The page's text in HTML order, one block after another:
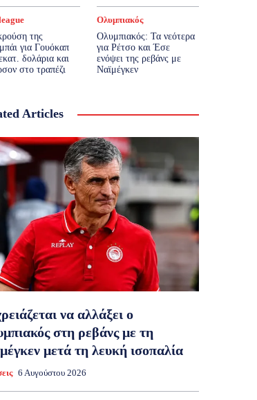
της
για Γουόκαπ
δολάρια και
στο τραπέζι
Ολυμπιακός
Ολυμπιακός: Τα νεότερα
για Ρέτσο και Έσε
ενόψει της ρεβάνς με
Ναϊμέγκεν
Articles
να αλλάξει ο
στη ρεβάνς με τη
μετά τη λευκή ισοπαλία
6 Αυγούστου 2026